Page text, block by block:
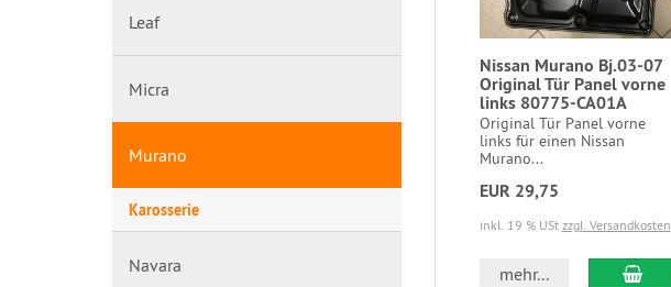
Nissan Murano Bj.03-07
Original Tür Panel vorne
links 80775-CA01A
Original Tür Panel vorne
links für einen Nissan
Murano...
EUR 29,75
inkl. 19 % USt zzgl. Versandkosten
mehr...
Leaf
Micra
Murano
Karosserie
Navara